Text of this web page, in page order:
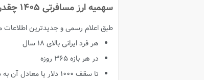
سهمیه ارز مسافرتی ۱۴۰۵ چقدر است؟
طبق اعلام رسمی و جدیدترین اطلاعات
هر فرد ایرانی بالای ۱۸ سال
در هر بازه ۳۶۵ روزه
تا سقف ۱۰۰۰ دلار یا معادل آن به سایر ارزها